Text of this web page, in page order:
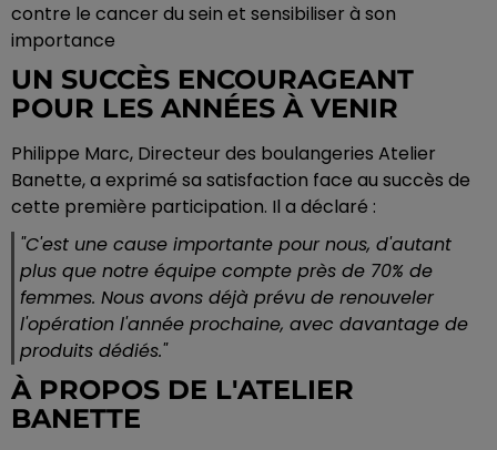
contre le cancer du sein et sensibiliser à son
importance
UN SUCCÈS ENCOURAGEANT
POUR LES ANNÉES À VENIR
Philippe Marc, Directeur des boulangeries Atelier
Banette, a exprimé sa satisfaction face au succès de
cette première participation. Il a déclaré :
"C'est une cause importante pour nous, d'autant
plus que notre équipe compte près de 70% de
femmes. Nous avons déjà prévu de renouveler
l'opération l'année prochaine, avec davantage de
produits dédiés."
À PROPOS DE L'ATELIER
BANETTE